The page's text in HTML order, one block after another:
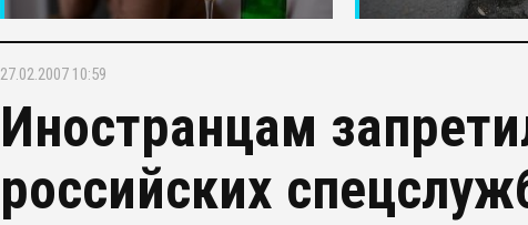
27.02.2007 10:59
Иностранцам
российских